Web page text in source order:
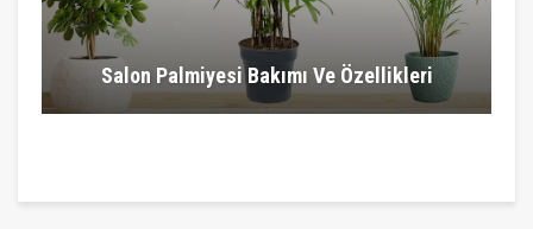
Salon Palmiyesi Bakımı Ve Özellikleri